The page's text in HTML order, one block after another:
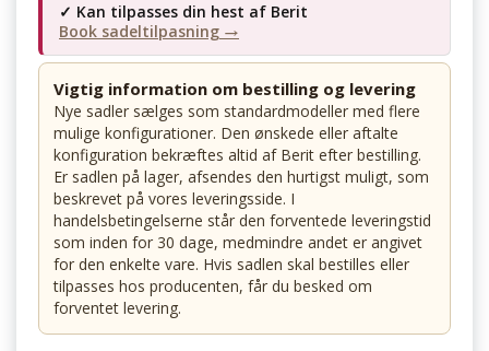
✓ Kan tilpasses din hest af Berit
Book sadeltilpasning →
Vigtig information om bestilling og levering
Nye sadler sælges som standardmodeller med flere
mulige konfigurationer. Den ønskede eller aftalte
konfiguration bekræftes altid af Berit efter bestilling.
Er sadlen på lager, afsendes den hurtigst muligt, som
beskrevet på vores leveringsside. I
handelsbetingelserne står den forventede leveringstid
som inden for 30 dage, medmindre andet er angivet
for den enkelte vare. Hvis sadlen skal bestilles eller
tilpasses hos producenten, får du besked om
forventet levering.